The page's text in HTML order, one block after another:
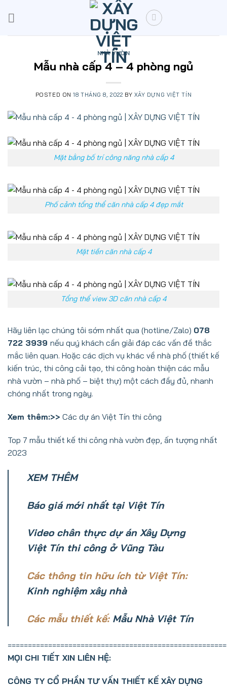
NHÀ VƯỜN
Mẫu nhà cấp 4 – 4 phòng ngủ
POSTED ON18 THÁNG 8, 2022 BY XÂY DỰNG VIỆT TÍN
Mặt bằng bố trí công năng nhà cấp 4
Phố cảnh tổng thể căn nhà cấp 4 đẹp mắt
Mặt tiền căn nhà cấp 4
Tổng thể view 3D căn nhà cấp 4
Hãy liên lạc chúng tôi sớm nhất qua (hotline/Zalo) 078
722 3939 nếu quý khách cần giải đáp các vấn đề thắc
mắc liên quan. Hoặc các dịch vụ khác về nhà phố (thiết kế
kiến trúc, thi công cải tạo, thi công hoàn thiện các mẫu
nhà vườn – nhà phố – biệt thự) một cách đầy đủ, nhanh
chóng nhất trong ngày.
Xem thêm:>> Các dự án Việt Tín thi công
Top 7 mẫu thiết kế thi công nhà vườn đẹp, ấn tượng nhất
2023
XEM THÊM
Báo giá mới nhất tại Việt Tín
Video chân thực dự án Xây Dựng
Việt Tín thicông ở Vũng Tàu
Các thông tin hữu ích từ Việt Tín:
Kinh nghiệm xây nhà
Các mẫu thiết kế: Mẫu Nhà Việt Tín
======================================================
MỌI CHI TIẾT XIN LIÊN HỆ:
CÔNG TY CỔ PHẦN TƯ VẤN THIẾT KẾ XÂY DỰNG